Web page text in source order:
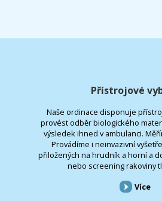
Přístrojové
Naše ordinace disponuje
provést odběr biologického
výsledek ihned v ambulanci.
Provádíme i neinvazivní
přiložených na hrudník a horní a
nebo screening rakoviny
Více